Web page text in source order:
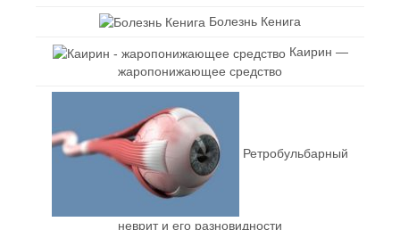
Болезнь Кенига
Каирин —
жаропонижающее средство
Ретробульбарный
неврит и его разновидности